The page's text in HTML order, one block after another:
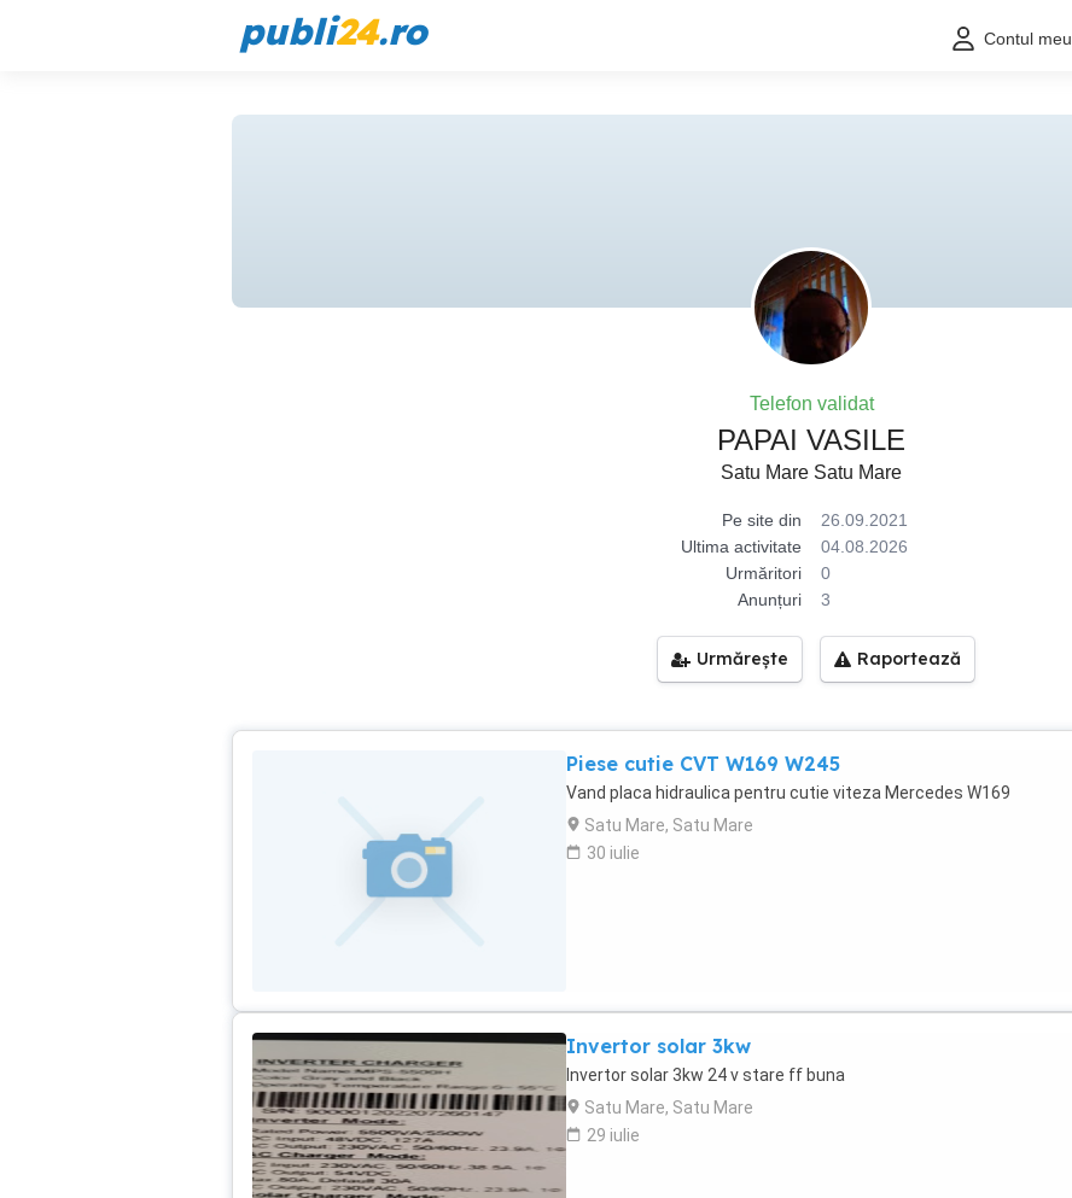
publi24.ro Contul meu
Telefon validat
PAPAI VASILE
Satu Mare Satu Mare
Pe site din
26.09.2021
Ultima activitate
04.08.2026
Urmăritori
0
Anunțuri
3
Urmărește Raportează
Piese cutie CVT W169 W245
Vand placa hidraulica pentru cutie viteza Mercedes W169
Satu Mare, Satu Mare
30 iulie
Invertor solar 3kw
Invertor solar 3kw 24 v stare ff buna
Satu Mare, Satu Mare
29 iulie